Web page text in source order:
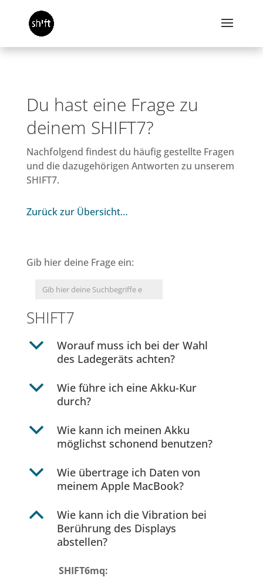
Du hast eine Frage zu
deinem SHIFT7?
Nachfolgend findest du häufig gestellte Fragen
und die dazugehörigen Antworten zu unserem
SHIFT7.
Zurück zur Übersicht…
Gib hier deine Frage ein:
SHIFT7
b
Worauf muss ich bei der Wahl
des Ladegeräts achten?
b
Wie führe ich eine Akku-Kur
durch?
b
Wie kann ich meinen Akku
möglichst schonend benutzen?
b
Wie übertrage ich Daten von
meinem Apple MacBook?
B
Wie kann ich die Vibration bei
Berührung des Displays
abstellen?
SHIFT6mq: